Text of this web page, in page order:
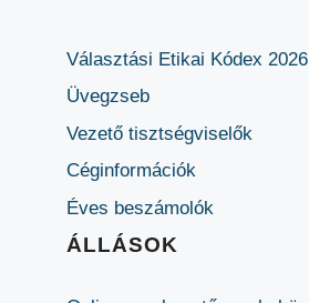
Választási Etikai Kódex 2026
Üvegzseb
Vezető tisztségviselők
Céginformációk
Éves beszámolók
ÁLLÁSOK